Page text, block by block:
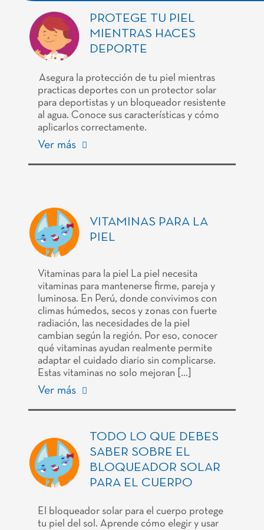
PROTEGE TU PIEL
MIENTRAS HACES
DEPORTE
Asegura la protección de tu piel mientras
practicas deportes con un protector solar
para deportistas y un bloqueador resistente
al agua. Conoce sus características y cómo
aplicarlos correctamente.
Ver más
VITAMINAS PARA LA
PIEL
Vitaminas para la piel La piel necesita
vitaminas para mantenerse firme, pareja y
luminosa. En Perú, donde convivimos con
climas húmedos, secos y zonas con fuerte
radiación, las necesidades de la piel
cambian según la región. Por eso, conocer
qué vitaminas ayudan realmente permite
adaptar el cuidado diario sin complicarse.
Estas vitaminas no solo mejoran […]
Ver más
TODO LO QUE DEBES
SABER SOBRE EL
BLOQUEADOR SOLAR
PARA EL CUERPO
El bloqueador solar para el cuerpo protege
tu piel del sol. Aprende cómo elegir y usar